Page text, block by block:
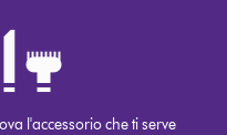
l'accessorio che ti serve